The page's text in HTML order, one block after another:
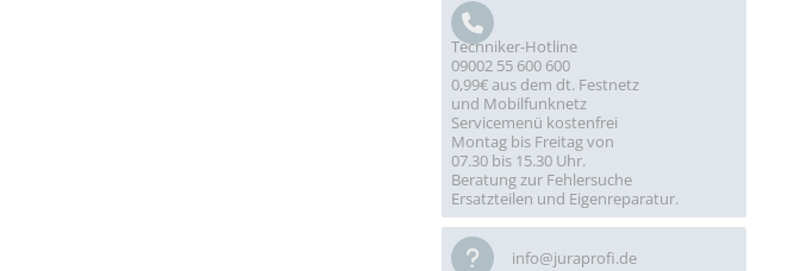
Techniker-Hotline
09002 55 600 600
0,99€ aus dem dt. Festnetz
und Mobilfunknetz
Servicemenü kostenfrei
Montag bis Freitag von
07.30 bis 15.30 Uhr.
Beratung zur Fehlersuche
Ersatzteilen und Eigenreparatur.
info@juraprofi.de